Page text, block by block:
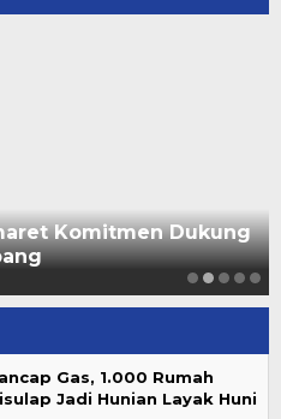
Komitmen Dukung
Gas, 1.000 Rumah
Jadi Hunian Layak Huni